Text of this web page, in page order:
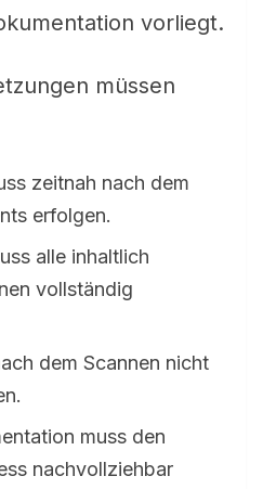
vorliegt.
müssen
zeitnah nach dem
erfolgen.
alle inhaltlich
vollständig
dem Scannen nicht
muss den
nachvollziehbar